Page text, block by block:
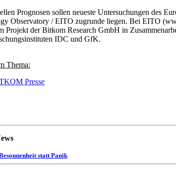
Prognosen sollen neueste Untersuchungen des
Observatory / EITO zugrunde liegen. Bei EITO
Projekt der Bitkom Research GmbH in
IDC und GfK.
Thema:
Presse
statt Panik